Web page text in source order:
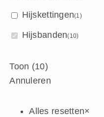
Hijskettingen(1)
Hijsbanden(10)
Toon (10)
Annuleren
Alles resetten×